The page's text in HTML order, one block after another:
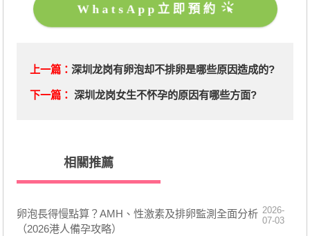
WhatsApp立即預約
上一篇： 深圳龙岗有卵泡却不排卵是哪些原因造成的?
下一篇： 深圳龙岗女生不怀孕的原因有哪些方面?
相關推薦
卵泡長得慢點算？AMH、性激素及排卵監測全面分析
（2026港人備孕攻略）
2026-
07-03